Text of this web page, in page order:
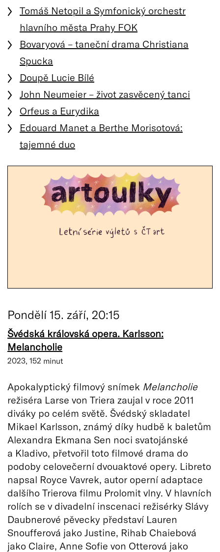
Tomáš Netopil a Symfonický orchestr
hlavního města Prahy FOK
Bovaryová – taneční drama Christiana
Spucka
Doupě Lucie Bílé
John Neumeier – život zasvěcený tanci
Orfeus a Eurydika
Edouard Manet a Berthe Morisotová:
tajemné duo
Pondělí 15. září, 20:15
Švédská královská opera. Karlsson:
Melancholie
2023, 152 minut
Apokalyptický filmový snímek Melancholie
režiséra Larse von Triera zaujal v roce 2011
diváky po celém světě. Švédský skladatel
Mikael Karlsson, známý díky hudbě k baletům
Alexandra Ekmana Sen noci svatojánské
a Kladivo, přetvořil toto filmové drama do
podoby celovečerní dvouaktové opery. Libreto
napsal Royce Vavrek, autor operní adaptace
dalšího Trierova filmu Prolomit vlny. V hlavních
rolích se v divadelní inscenaci režisérky Slávy
Daubnerové pěvecky představí Lauren
Snoufferová jako Justine, Rihab Chaiebová
jako Claire, Anne Sofie von Otterová jako